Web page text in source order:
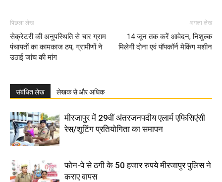
पिछला लेख
सेक्रेटरी की अनुपस्थिति से चार ग्राम
पंचायतों का कामकाज ठप, ग्रामीणों ने
उठाई जांच की मांग
अगला लेख
14 जून तक करें आवेदन, निशुल्क
मिलेगी दोना एवं पॉपकॉर्न मेकिंग मशीन
संबंधित लेख लेखक से और अधिक
मीरजापुर में 29वीं अंतरजनपदीय एलार्म एफिसिएंसी
रेस/शूटिंग प्रतियोगिता का समापन
फोन-पे से ठगी के 50 हजार रुपये मीरजापुर पुलिस ने
कराए वापस